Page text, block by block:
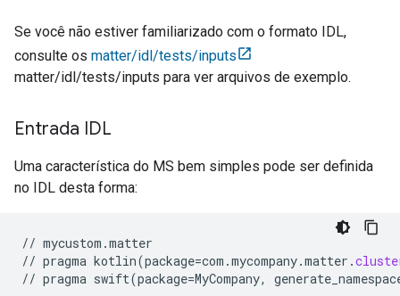
Se você não estiver familiarizado com o formato IDL,
consulte os matter/idl/tests/inputs
matter/idl/tests/inputs para ver arquivos de exemplo.
Entrada IDL
Uma característica do MS bem simples pode ser definida
no IDL desta forma:
//
// pragma kotlin(package=com.mycompany.matter.
// pragma swift(package=MyCompany,